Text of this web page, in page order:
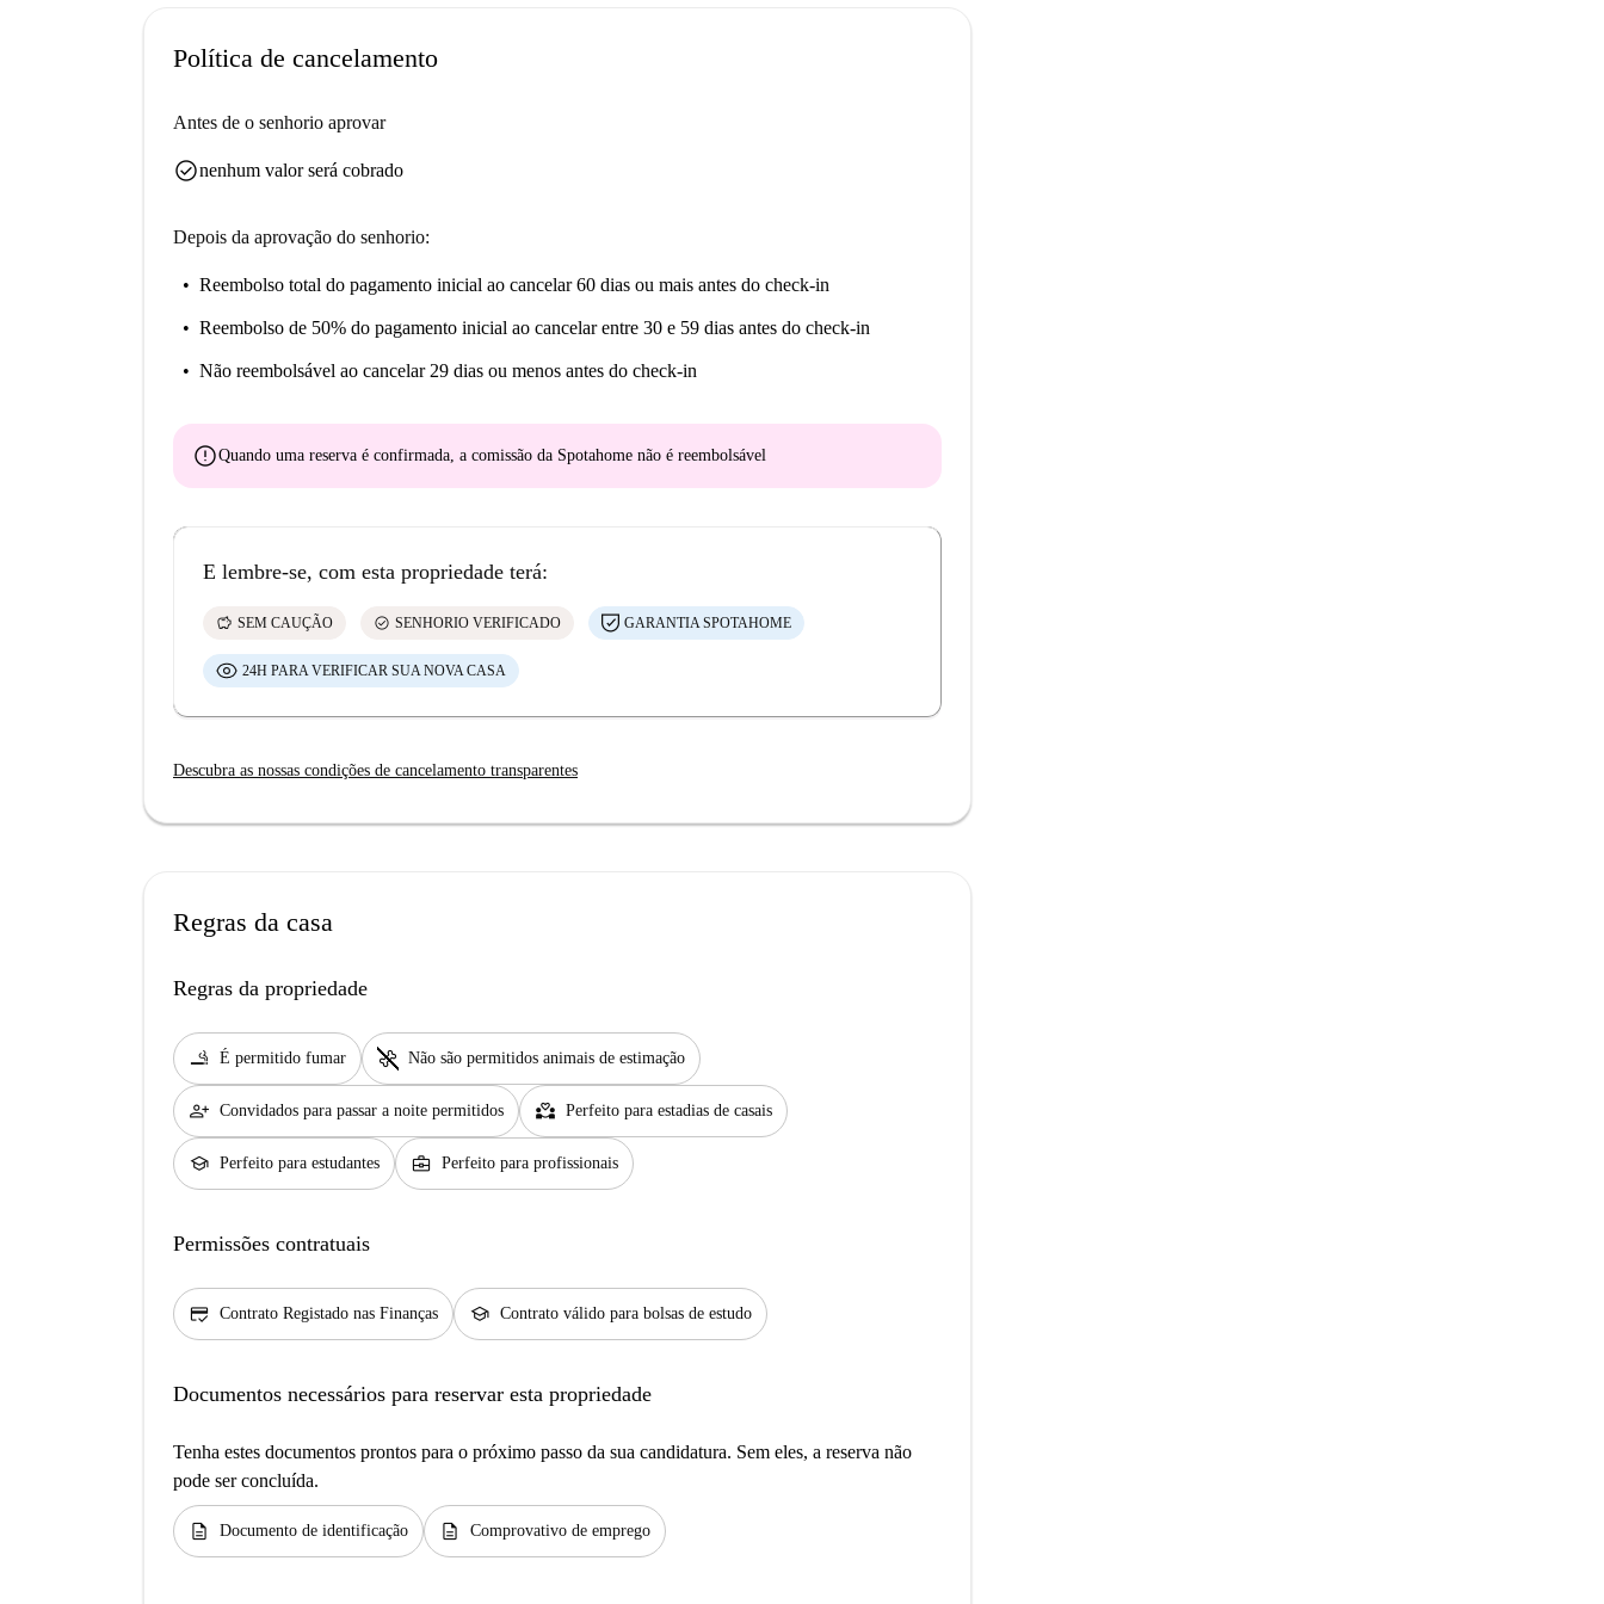
Política de cancelamento
Antes de o senhorio aprovar
check_circlenenhum valor será cobrado
Depois da aprovação do senhorio:
Reembolso total do pagamento inicial ao cancelar 60 dias ou mais antes do check-in
Reembolso de 50% do pagamento inicial ao cancelar entre 30 e 59 dias antes do check-in
Não reembolsável ao cancelar 29 dias ou menos antes do check-in
errorQuando uma reserva é confirmada, a comissão da Spotahome não é reembolsável
E lembre-se, com esta propriedade terá:
savings SEM CAUÇÃO check_circle SENHORIO VERIFICADO GARANTIA SPOTAHOME
24H PARA VERIFICAR SUA NOVA CASA
Descubra as nossas condições de cancelamento transparentes
Regras da casa
Regras da propriedade
smoking_rooms É permitido fumar pet_supplies Não são permitidos animais de estimação
person_add Convidados para passar a noite permitidos partner_heart Perfeito para estadias de casais
school Perfeito para estudantes business_center Perfeito para profissionais
Permissões contratuais
credit_score Contrato Registado nas Finanças school Contrato válido para bolsas de estudo
Documentos necessários para reservar esta propriedade
Tenha estes documentos prontos para o próximo passo da sua candidatura. Sem eles, a reserva não
pode ser concluída.
description Documento de identificação description Comprovativo de emprego